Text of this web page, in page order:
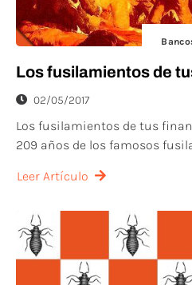
Los fusilamientos de
02/05/2017
Los fusilamientos de tus
209 años de los famosos
Leer Artículo